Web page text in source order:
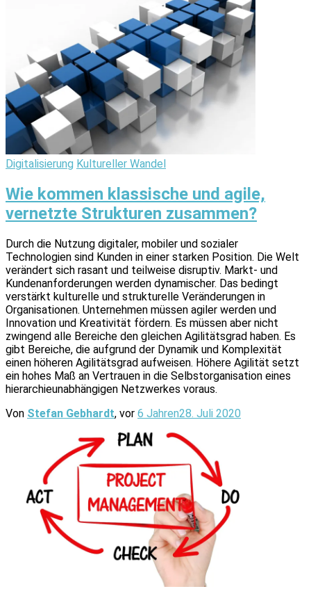
Digitalisierung Kultureller Wandel
Wie kommen klassische und agile,
vernetzte Strukturen zusammen?
Durch die Nutzung digitaler, mobiler und sozialer
Technologien sind Kunden in einer starken Position. Die Welt
verändert sich rasant und teilweise disruptiv. Markt- und
Kundenanforderungen werden dynamischer. Das bedingt
verstärkt kulturelle und strukturelle Veränderungen in
Organisationen. Unternehmen müssen agiler werden und
Innovation und Kreativität fördern. Es müssen aber nicht
zwingend alle Bereiche den gleichen Agilitätsgrad haben. Es
gibt Bereiche, die aufgrund der Dynamik und Komplexität
einen höheren Agilitätsgrad aufweisen. Höhere Agilität setzt
ein hohes Maß an Vertrauen in die Selbstorganisation eines
hierarchieunabhängigen Netzwerkes voraus.
Von Stefan Gebhardt, vor 6 Jahren28. Juli 2020